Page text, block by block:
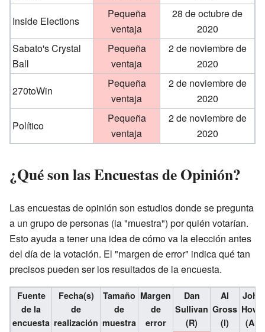
Inside Elections
Pequeña
ventaja
28 de octubre de
2020
Sabato's Crystal
Ball
Pequeña
ventaja
2 de noviembre de
2020
270toWin
Pequeña
ventaja
2 de noviembre de
2020
Político
Pequeña
ventaja
2 de noviembre de
2020
¿Qué son las Encuestas de Opinión?
Las encuestas de opinión son estudios donde se pregunta
a un grupo de personas (la "muestra") por quién votarían.
Esto ayuda a tener una idea de cómo va la elección antes
del día de la votación. El "margen de error" indica qué tan
precisos pueden ser los resultados de la encuesta.
Fuente
de la
encuesta
Fecha(s)
de
realización
Tamaño
de
muestra
Margen
de
error
Dan
Sullivan
(R)
Al
Gross
(l)
John
Howe
(Al)